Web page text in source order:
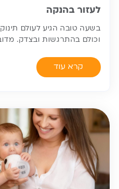
לעזור בהנקה
בשעה טובה הגיע לעולם
וכולם בהתרגשות ובצדק.
קרא עוד